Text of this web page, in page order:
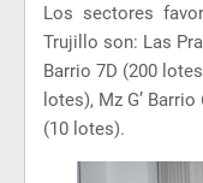
Los sectores
Trujillo son: Las
Barrio 7D (200
lotes), Mz G’
(10 lotes).